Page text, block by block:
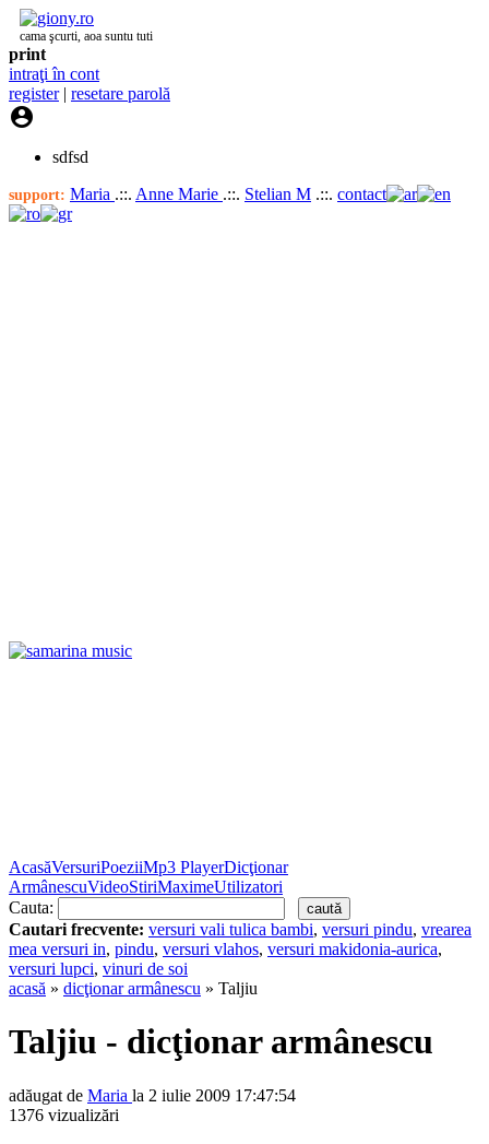
cama şcurti, aoa suntu tuti
print
intraţi în cont
register| resetare parolă

sdfsd
support: Maria .::. Anne Marie .::. Stelian M .::. contact
AcasăVersuriPoeziiMp3 PlayerDicţionar
ArmânescuVideoStiriMaximeUtilizatori
Cauta:
Cautari frecvente: versuri vali tulica bambi, versuri pindu, vrearea
mea versuri in, pindu, versuri vlahos, versuri makidonia-aurica,
versuri lupci, vinuri de soi
acasă » dicţionar armânescu » Taljiu
Taljiu - dicţionar armânescu
adăugat de Maria la 2 iulie 2009 17:47:54
1376 vizualizări